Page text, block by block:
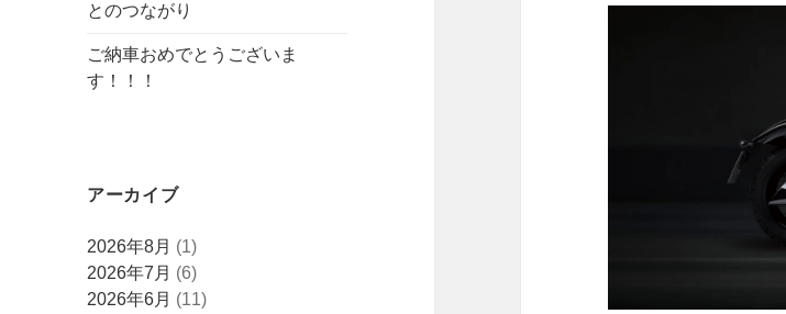
とのつながり
ご納車おめでとうございま
す！！！
アーカイブ
ア
ー
カ
2026年8月 (1)
2026年7月 (6)
2026年6月 (11)